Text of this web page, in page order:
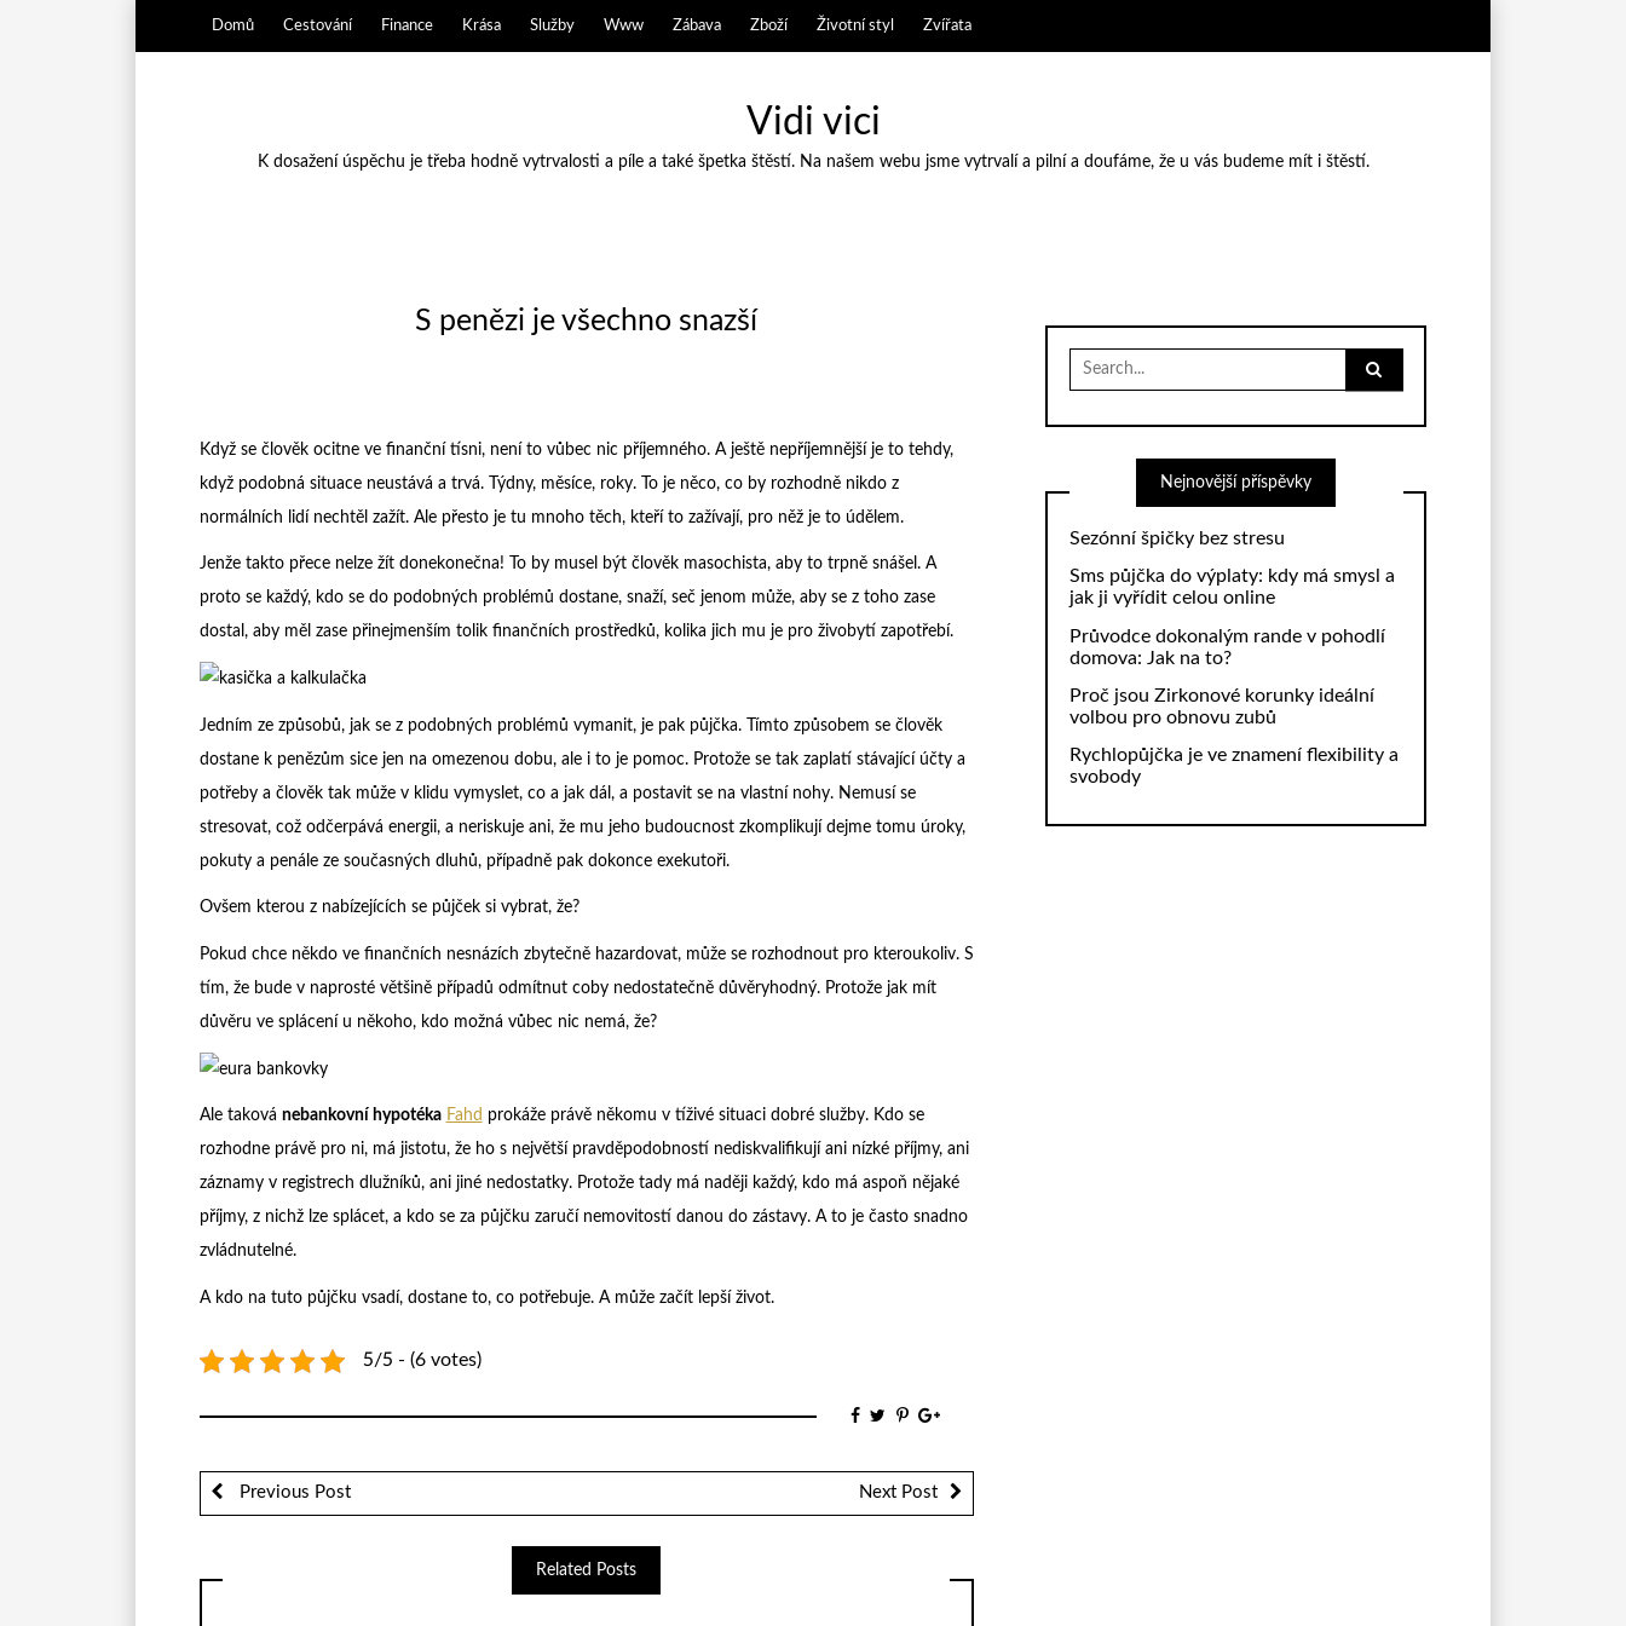
Domů Cestování Finance Krása Služby Www Zábava Zboží Životní styl Zvířata
Vidi vici
K dosažení úspěchu je třeba hodně vytrvalosti a píle a také špetka štěstí. Na našem webu jsme vytrvalí a pilní a doufáme, že u vás budeme mít i štěstí.
S penězi je všechno snazší
Když se člověk ocitne ve finanční tísni, není to vůbec nic příjemného. A ještě nepříjemnější je to tehdy,
když podobná situace neustává a trvá. Týdny, měsíce, roky. To je něco, co by rozhodně nikdo z
normálních lidí nechtěl zažít. Ale přesto je tu mnoho těch, kteří to zažívají, pro něž je to údělem.
Jenže takto přece nelze žít donekonečna! To by musel být člověk masochista, aby to trpně snášel. A
proto se každý, kdo se do podobných problémů dostane, snaží, seč jenom může, aby se z toho zase
dostal, aby měl zase přinejmenším tolik finančních prostředků, kolika jich mu je pro živobytí zapotřebí.
Jedním ze způsobů, jak se z podobných problémů vymanit, je pak půjčka. Tímto způsobem se člověk
dostane k penězům sice jen na omezenou dobu, ale i to je pomoc. Protože se tak zaplatí stávající účty a
potřeby a člověk tak může v klidu vymyslet, co a jak dál, a postavit se na vlastní nohy. Nemusí se
stresovat, což odčerpává energii, a neriskuje ani, že mu jeho budoucnost zkomplikují dejme tomu úroky,
pokuty a penále ze současných dluhů, případně pak dokonce exekutoři.
Ovšem kterou z nabízejících se půjček si vybrat, že?
Pokud chce někdo ve finančních nesnázích zbytečně hazardovat, může se rozhodnout pro kteroukoliv. S
tím, že bude v naprosté většině případů odmítnut coby nedostatečně důvěryhodný. Protože jak mít
důvěru ve splácení u někoho, kdo možná vůbec nic nemá, že?
Ale taková nebankovní hypotéka Fahd prokáže právě někomu v tíživé situaci dobré služby. Kdo se
rozhodne právě pro ni, má jistotu, že ho s největší pravděpodobností nediskvalifikují ani nízké příjmy, ani
záznamy v registrech dlužníků, ani jiné nedostatky. Protože tady má naději každý, kdo má aspoň nějaké
příjmy, z nichž lze splácet, a kdo se za půjčku zaručí nemovitostí danou do zástavy. A to je často snadno
zvládnutelné.
A kdo na tuto půjčku vsadí, dostane to, co potřebuje. A může začít lepší život.
5/5 - (6 votes)
Previous Post Next Post
Related Posts
Search
for:
Nejnovější příspěvky
Sezónní špičky bez stresu
Sms půjčka do výplaty: kdy má smysl a
jak ji vyřídit celou online
Průvodce dokonalým rande v pohodlí
domova: Jak na to?
Proč jsou Zirkonové korunky ideální
volbou pro obnovu zubů
Rychlopůjčka je ve znamení flexibility a
svobody